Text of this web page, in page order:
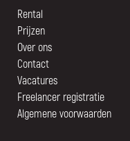
Rental
Prijzen
Over ons
Contact
Vacatures
Freelancer registratie
Algemene voorwaarden